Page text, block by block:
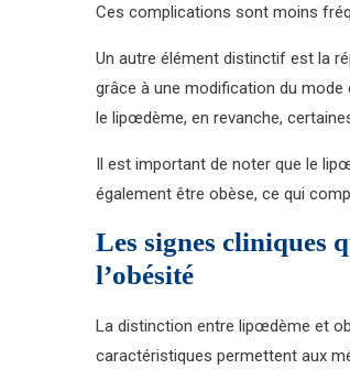
Ces complications sont moins
Un autre élément distinctif est la
grâce à une modification du mode
le lipœdème, en revanche,
Il est important de noter que le
également être obèse, ce qui
Les signes cliniques
l’obésité
La distinction entre lipœdème et
caractéristiques permettent aux